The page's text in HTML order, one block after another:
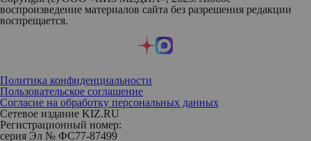
воспроизведение материалов сайта без разрешения редакции
воспрещается.
Политика конфиденциальности
Пользовательское соглашение
Согласие на обработку персональных данных
Сетевое издание KIZ.RU
Регистрационный номер:
серия Эл № ФС77-87499